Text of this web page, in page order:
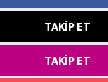
TAKIP ET
TAKIP ET